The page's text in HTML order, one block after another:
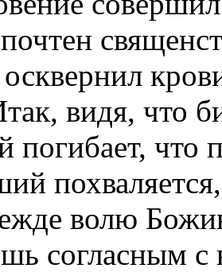
осквернил
видя, что
погибает, что
волю
согласным